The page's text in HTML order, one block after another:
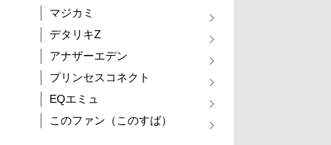
マジカミ
デタリキZ
アナザーエデン
プリンセスコネクト
EQエミュ
このファン（このすば）